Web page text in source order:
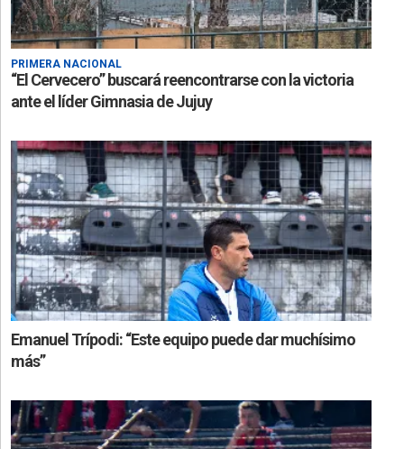
PRIMERA NACIONAL
“El Cervecero” buscará reencontrarse con la victoria
ante el líder Gimnasia de Jujuy
Emanuel Trípodi: “Este equipo puede dar muchísimo
más”